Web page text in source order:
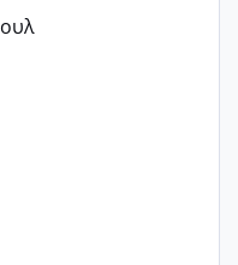
παιδικό στ